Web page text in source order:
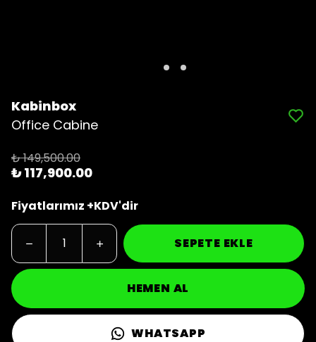
Kabinbox
Office Cabine
₺ 149,500.00
₺ 117,900.00
Fiyatlarımız +KDV'dir
SEPETE EKLE
HEMEN AL
WHATSAPP